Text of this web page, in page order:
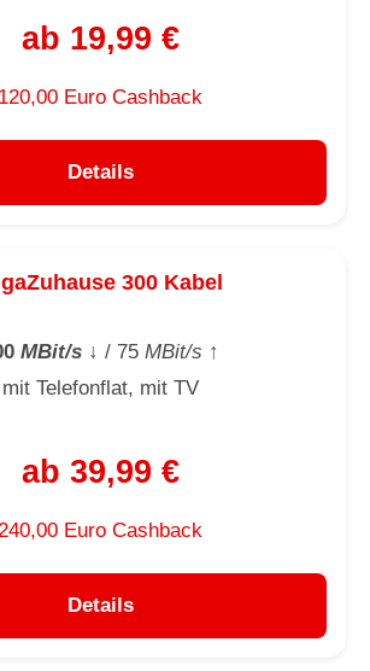
ab 19,99 €
120,00 Euro Cashback
Details
300 Kabel
MBit/s↓ / 75MBit/s ↑
mit Telefonflat, mit TV
ab 39,99 €
240,00 Euro Cashback
Details